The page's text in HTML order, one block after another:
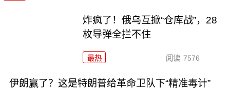
炸疯了！俄乌互掀“仓库战”，28
枚导弹全拦不住
最热 阅读 7576
伊朗赢了？这是特朗普给革命卫队下“精准毒计”